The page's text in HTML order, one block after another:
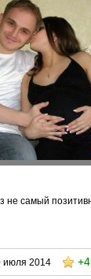
не самый
июля 2014 +4